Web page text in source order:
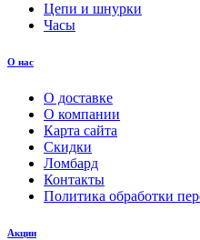
Цепи и шнурки
Часы
О нас
О доставке
О компании
Карта сайта
Скидки
Ломбард
Контакты
Политика обработки
Акции